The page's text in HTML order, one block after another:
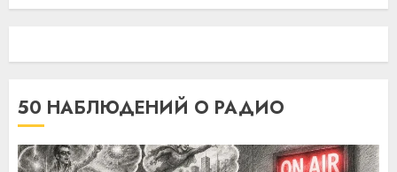
50 НАБЛЮДЕНИЙ О РАДИО